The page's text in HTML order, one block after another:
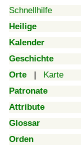
Schnellhilfe
Heilige
Kalender
Geschichte
Orte | Karte
Patronate
Attribute
Glossar
Orden